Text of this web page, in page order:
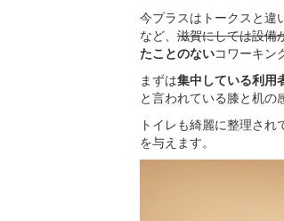
今プラスはトークスと違
など、 滋賀にしては設備
たことのないコワーキン
まずは集中している利用
と言われている膝と机の
トイレも綺麗に整理さ
を与えます。